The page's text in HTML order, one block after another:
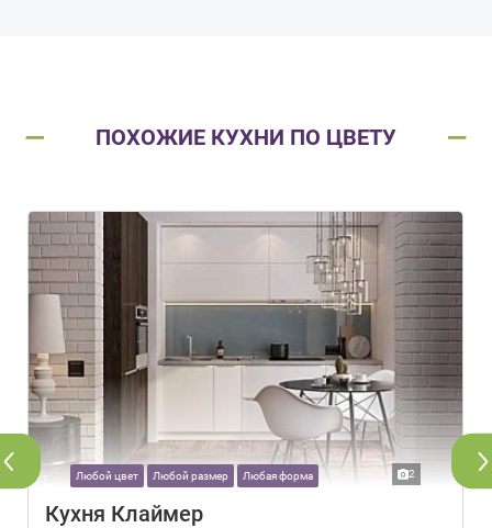
ПОХОЖИЕ КУХНИ ПО ЦВЕТУ
Любой цвет Любой размер Любая форма 2
Кухня Клаймер